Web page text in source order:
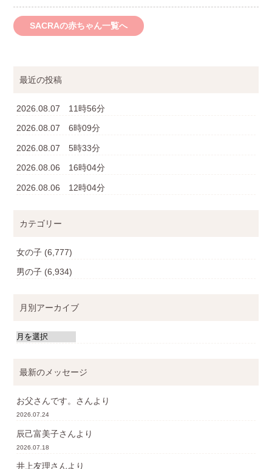
SACRAの赤ちゃん一覧へ
最近の投稿
2026.08.07 11時56分
2026.08.07 6時09分
2026.08.07 5時33分
2026.08.06 16時04分
2026.08.06 12時04分
カテゴリー
女の子 (6,777)
男の子 (6,934)
月別アーカイブ
最新のメッセージ
お父さんです。 さんより
2026.07.24
辰己富美子さんより
2026.07.18
井上友理さんより